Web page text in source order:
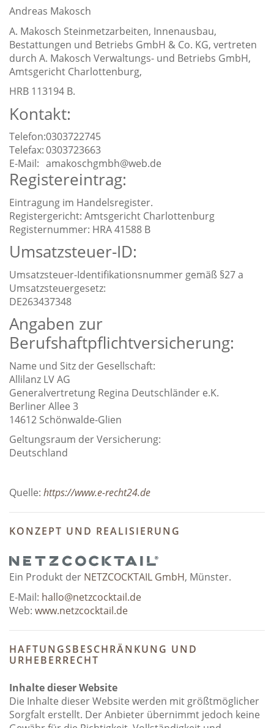
Andreas Makosch
A. Makosch Steinmetzarbeiten, Innenausbau,
Bestattungen und Betriebs GmbH & Co. KG, vertreten
durch A. Makosch Verwaltungs- und Betriebs GmbH,
Amtsgericht Charlottenburg,
HRB 113194 B.
Kontakt:
Telefon:0303722745
Telefax:0303723663
E-Mail: amakoschgmbh@web.de
Registereintrag:
Eintragung im Handelsregister.
Registergericht: Amtsgericht Charlottenburg
Registernummer: HRA 41588 B
Umsatzsteuer-ID:
Umsatzsteuer-Identifikationsnummer gemäß §27 a
Umsatzsteuergesetz:
DE263437348
Angaben zur
Berufshaftpflichtversicherung:
Name und Sitz der Gesellschaft:
Allilanz LV AG
Generalvertretung Regina Deutschländer e.K.
Berliner Allee 3
14612 Schönwalde-Glien
Geltungsraum der Versicherung:
Deutschland
Quelle: https://www.e-recht24.de
KONZEPT UND REALISIERUNG
Ein Produkt der NETZCOCKTAIL GmbH, Münster.
E-Mail: hallo@netzcocktail.de
Web: www.netzcocktail.de
HAFTUNGSBESCHRÄNKUNG UND
URHEBERRECHT
Inhalte dieser Website
Die Inhalte dieser Website werden mit größtmöglicher
Sorgfalt erstellt. Der Anbieter übernimmt jedoch keine